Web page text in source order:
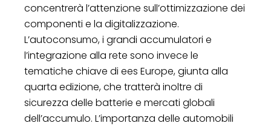
concentrerà l’attenzione sull’ottimizzazione dei
componenti e la digitalizzazione.
L’autoconsumo, i grandi accumulatori e
l’integrazione alla rete sono invece le
tematiche chiave di ees Europe, giunta alla
quarta edizione, che tratterà inoltre di
sicurezza delle batterie e mercati globali
dell’accumulo. L’importanza delle automobili